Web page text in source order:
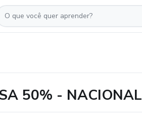
50% - NACIONAL